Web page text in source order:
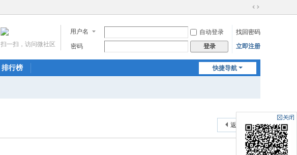
切
到
宽
用户名 自动登录
找回密码
密码
登录 立即注册
扫一扫，访问微社区
快捷导航
排行榜
返回列表